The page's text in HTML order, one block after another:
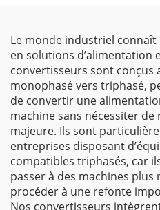
Le monde industriel connaît
en solutions d’alimentation
convertisseurs sont conçus
monophasé vers triphasé,
de convertir une
machine sans nécessiter
majeure. Ils sont
entreprises disposant
compatibles triphasés, car
passer à des machines plus
procéder à une refonte
Nos convertisseurs